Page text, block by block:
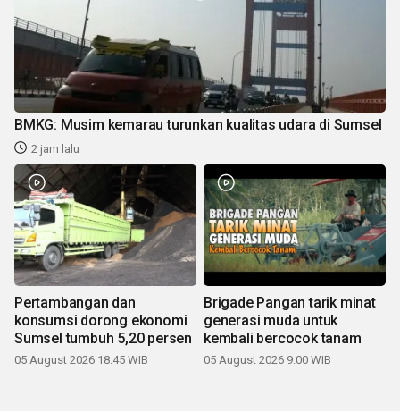
BMKG: Musim kemarau turunkan kualitas udara di Sumsel
2 jam lalu
Pertambangan dan
konsumsi dorong ekonomi
Sumsel tumbuh 5,20 persen
05 August 2026 18:45 WIB
Brigade Pangan tarik minat
generasi muda untuk
kembali bercocok tanam
05 August 2026 9:00 WIB